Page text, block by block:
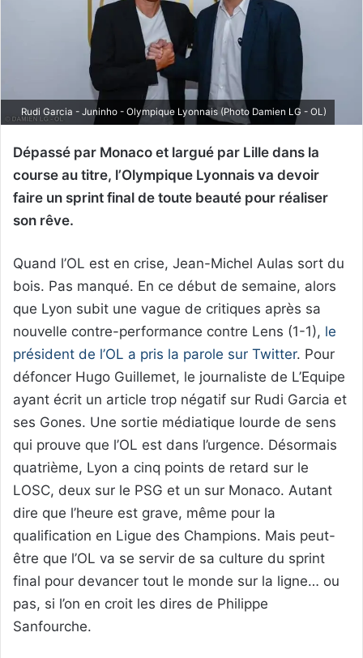
Rudi Garcia - Juninho - Olympique Lyonnais (Photo Damien LG - OL)
Dépassé par Monaco et largué par Lille dans la
course au titre, l’Olympique Lyonnais va devoir
faire un sprint final de toute beauté pour réaliser
son rêve.
Quand l’OL est en crise, Jean-Michel Aulas sort du
bois. Pas manqué. En ce début de semaine, alors
que Lyon subit une vague de critiques après sa
nouvelle contre-performance contre Lens (1-1), le
président de l’OL a pris la parole sur Twitter. Pour
défoncer Hugo Guillemet, le journaliste de L’Equipe
ayant écrit un article trop négatif sur Rudi Garcia et
ses Gones. Une sortie médiatique lourde de sens
qui prouve que l’OL est dans l’urgence. Désormais
quatrième, Lyon a cinq points de retard sur le
LOSC, deux sur le PSG et un sur Monaco. Autant
dire que l’heure est grave, même pour la
qualification en Ligue des Champions. Mais peut-
être que l’OL va se servir de sa culture du sprint
final pour devancer tout le monde sur la ligne… ou
pas, si l’on en croit les dires de Philippe
Sanfourche.